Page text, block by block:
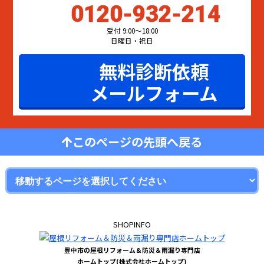
0120-932-214
受付 9:00〜18:00
日曜日・祝日
無料診断依頼
メールフォーム
このページの先頭へ戻る
SHOPINFO
豊中市の屋根リフォーム＆防災＆雨漏り専門店
ホームトップ(株式会社ホームトップ)